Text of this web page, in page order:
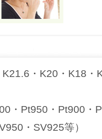
・K20・K18・
・Pt950・Pt900・
・SV925等）